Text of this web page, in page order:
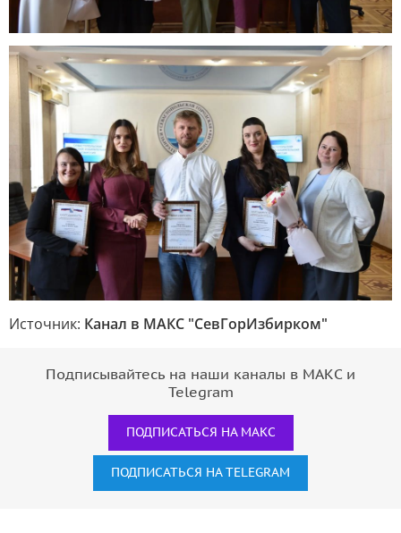
Источник: Канал в МАКС "СевГорИзбирком"
Подписывайтесь на наши каналы в МАКС и
Telegram
ПОДПИСАТЬСЯ НА МАКС
ПОДПИСАТЬСЯ НА TELEGRAM